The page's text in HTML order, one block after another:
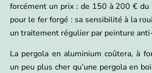
forcément un prix : de 150 à 200 € du
pour le fer forgé : sa sensibilité à la
un traitement régulier par peinture
La pergola en aluminium coûtera, à
un peu plus cher qu’une pergola en